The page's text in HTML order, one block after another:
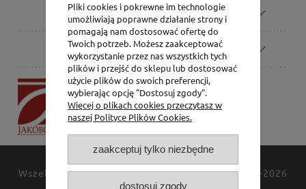
Zamówienia
Pomoc
P.H. Jakóbczak
Dorota Jakóbczak
Bialska 2/4,
42-202 Częstochowa
Wszelkie prawa zastrzeżoneJAKÓBCZAK© 1994-2026
Pliki cookies i pokrewne im technologie
umożliwiają poprawne działanie strony i
pomagają nam dostosować ofertę do
Twoich potrzeb. Możesz zaakceptować
wykorzystanie przez nas wszystkich tych
plików i przejść do sklepu lub dostosować
użycie plików do swoich preferencji,
wybierając opcję "Dostosuj zgody".
Więcej o plikach cookies przeczytasz w
naszej Polityce Plików Cookies.
zaakceptuj tylko niezbędne
dostosuj zgody